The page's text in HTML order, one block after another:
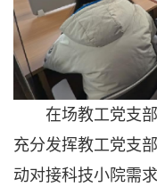
在场教工党支部
充分发挥教工党支
动对接科技小院需